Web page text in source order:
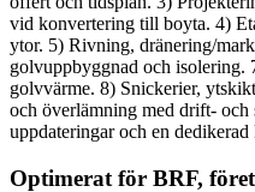
vid konvertering till boyta. 4)
ytor. 5) Rivning, dränering/
golvuppbyggnad och
golvvärme. 8) Snickerier,
och överlämning med drift-
uppdateringar och en
Optimerat för BRF,